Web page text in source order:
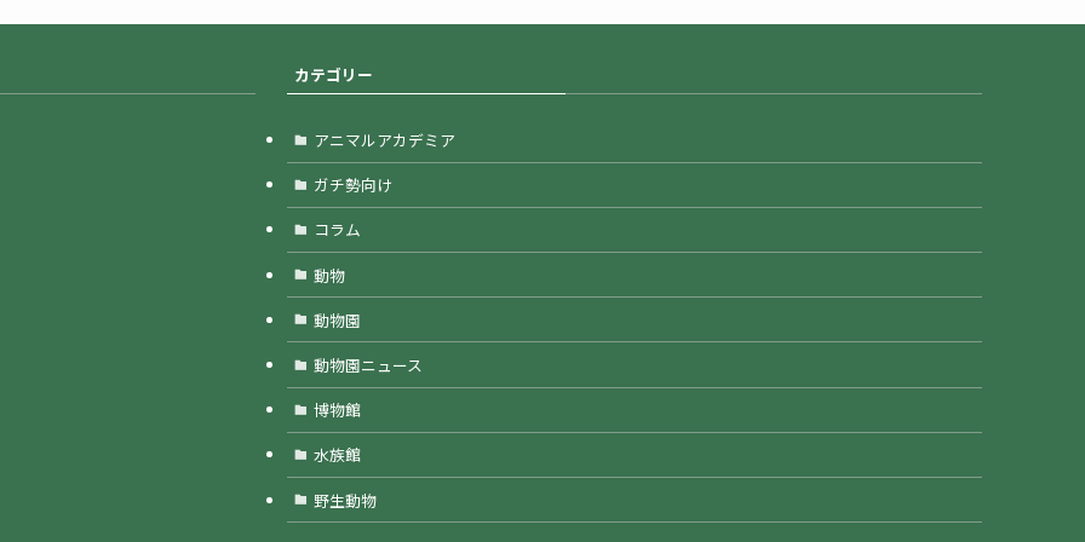
カテゴリー
アニマルアカデミア
ガチ勢向け
コラム
動物
動物園
動物園ニュース
博物館
水族館
野生動物